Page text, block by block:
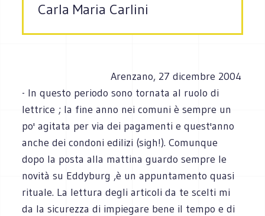
Carla Maria Carlini
Arenzano, 27 dicembre 2004
- In questo periodo sono tornata al ruolo di
lettrice ; la fine anno nei comuni è sempre un
po' agitata per via dei pagamenti e quest'anno
anche dei condoni edilizi (sigh!). Comunque
dopo la posta alla mattina guardo sempre le
novità su Eddyburg ,è un appuntamento quasi
rituale. La lettura degli articoli da te scelti mi
da la sicurezza di impiegare bene il tempo e di